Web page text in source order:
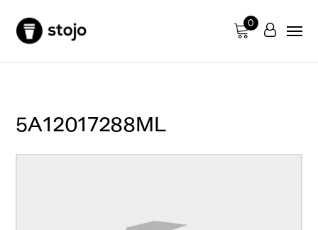
0
5A12017288ML